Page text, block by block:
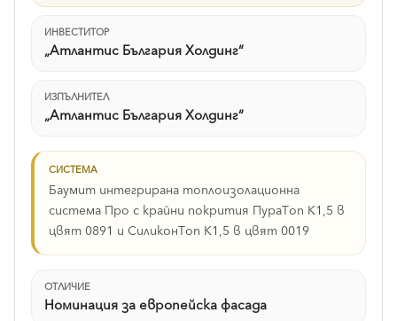
ИНВЕСТИТОР
„Атлантис България Холдинг“
ИЗПЪЛНИТЕЛ
„Атлантис България Холдинг“
СИСТЕМА
Баумит интегрирана топлоизолационна
система Про с крайни покрития ПураТоп К1,5 в
цвят 0891 и СиликонТоп К1,5 в цвят 0019
ОТЛИЧИЕ
Номинация за европейска фасада